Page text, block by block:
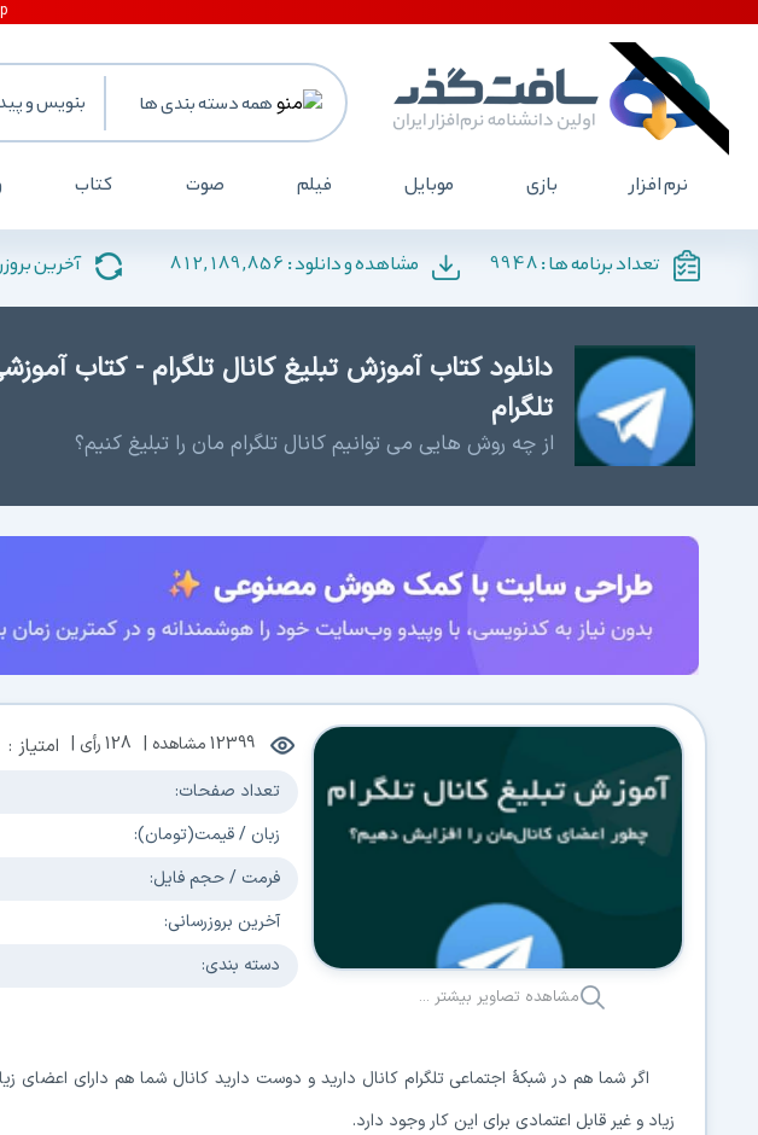
همه دسته بندی ها
نرم افزار بازی موبایل فیلم صوت کتاب
تعداد برنامه ها :9948 مشاهده و دانلود : 812,189,856 آخرین
دانلود کتاب آموزش تبلیغ کانال تلگرام - کتاب
تلگرام
از چه روش هایی می توانیم کانال تلگرام مان را تبلیغ کنیم؟
مشاهده تصاویر بیشتر ...
12399مشاهده | 128رأی | امتیاز :
تعداد صفحات:
زبان / قیمت(تومان):
فرمت / حجم فایل:
آخرین بروزرسانی:
دسته بندی:
اگر شما هم در شبکۀ اجتماعی تلگرام کانال دارید و دوست دارید کانال شما هم دارای اعضای
زیاد و غیر قابل اعتمادی برای این کار وجود دارد.